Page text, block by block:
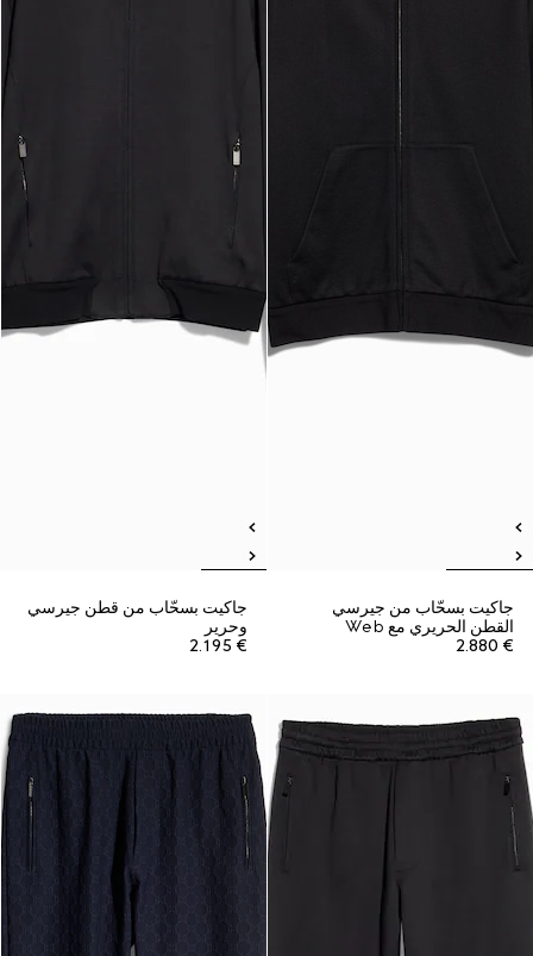
جاكيت بسحّاب من جيرسي
القطن الحريري مع Web
€ 2.880
جاكيت بسحّاب من قطن جيرسي
وحرير
€ 2.195